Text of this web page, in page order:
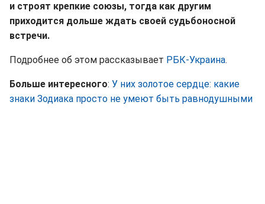
и строят крепкие союзы, тогда как другим
приходится дольше ждать своей судьбоносной
встречи.
Подробнее об этом рассказывает РБК-Украина.
Больше интересного: У них золотое сердце: какие
знаки Зодиака просто не умеют быть равнодушными